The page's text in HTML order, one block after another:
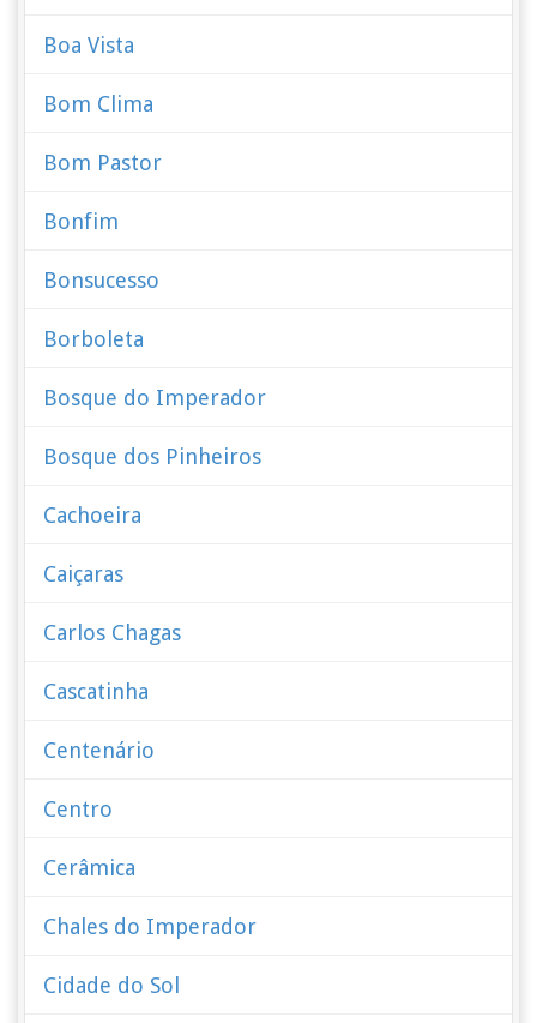
Boa Vista
Bom Clima
Bom Pastor
Bonfim
Bonsucesso
Borboleta
Bosque do Imperador
Bosque dos Pinheiros
Cachoeira
Caiçaras
Carlos Chagas
Cascatinha
Centenário
Centro
Cerâmica
Chales do Imperador
Cidade do Sol